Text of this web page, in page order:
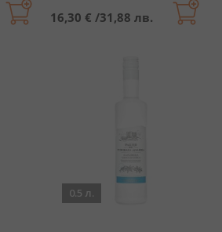
16,30 € /31,88 лв.
0.5 л.